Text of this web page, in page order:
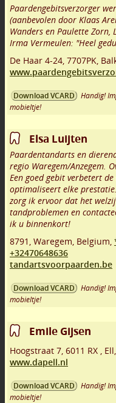
Paardengebitsverzorger
(aanbevolen door Klaas
Wanders en Paulette Zorn,
Irma Vermeulen: "Heel
De Haar 4-24 7707PK
Download VCARD
Handig!
mobieltje!
Elsa Luijten
Paardentandarts en
regio Waregem/Anzegem.
Een goed gebit verbetert
optimaliseert elke
zorg ik ervoor dat het
tandproblemen en
ik u binnenkort!
8791 Waregem Belgium,
+32470648636
tandartsvoorpaarden.be
Download VCARD
Handig!
mobieltje!
Emile Gijsen
Hoogstraat 7 6011 RX Ell
www.dapell.nl
Download VCARD
Handig!
mobieltje!